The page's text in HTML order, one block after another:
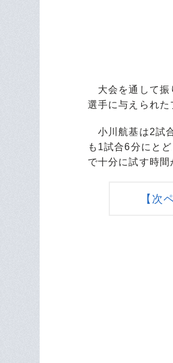
大会を通して振
選手に与えられた
小川航基は2試
も1試合6分にと
で十分に試す時
【次